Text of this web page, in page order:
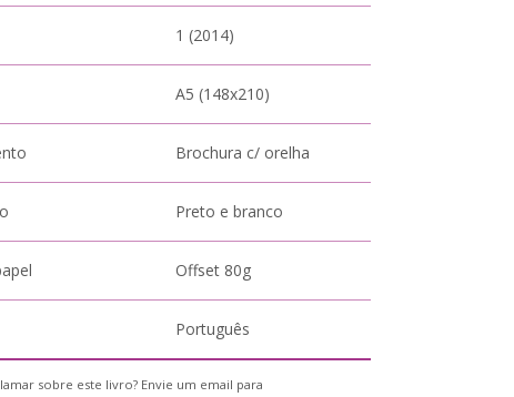
1 (2014)
A5 (148x210)
Brochura c/ orelha
Preto e branco
Offset 80g
Português
sobre este livro? Envie um email para